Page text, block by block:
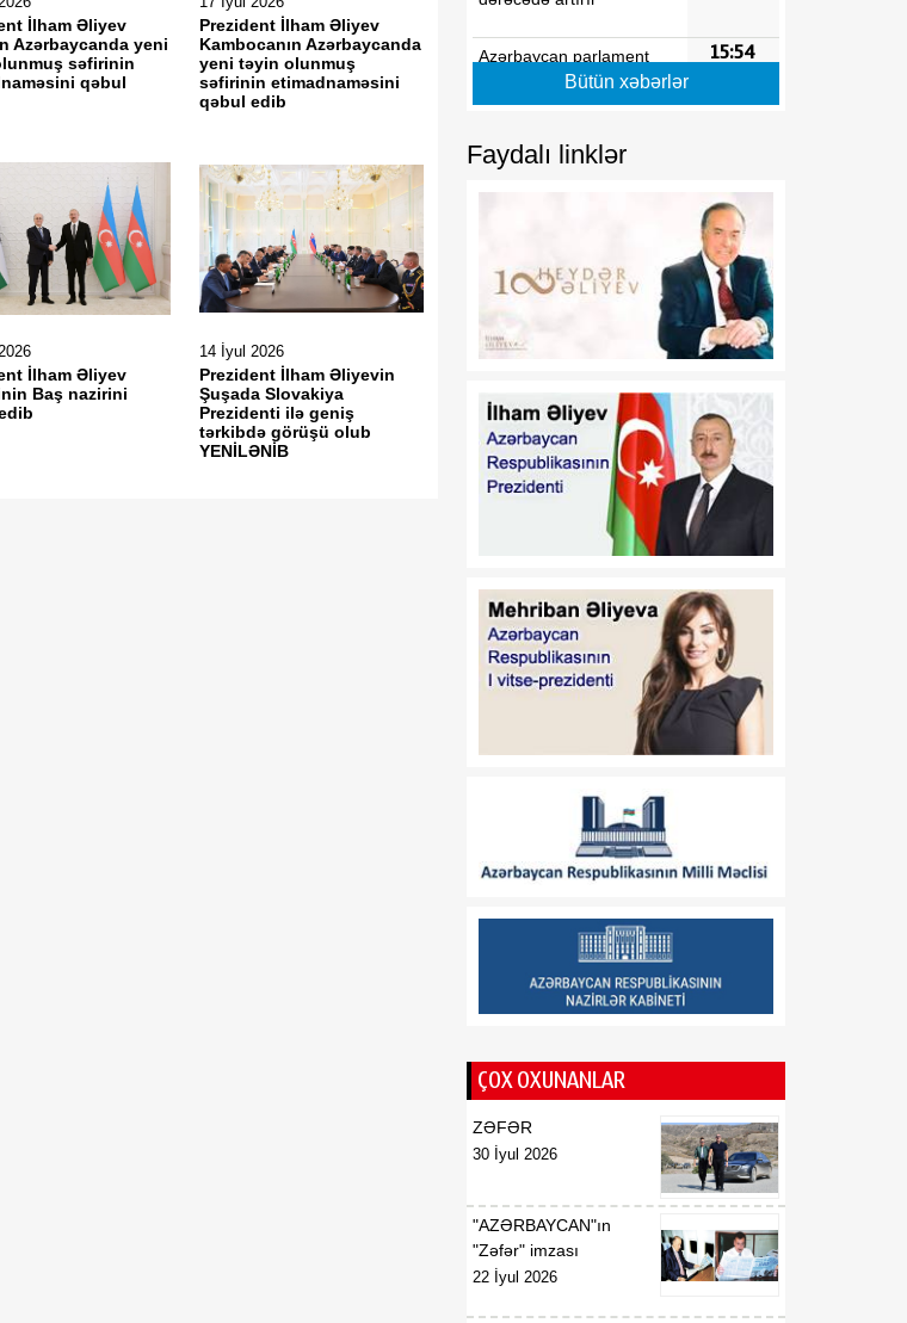
İlham Əliyev
Azərbaycanda yeni
səfirinin
qəbul
Prezident İlham Əliyev
Kambocanın Azərbaycanda
yeni təyin olunmuş
səfirinin etimadnaməsini
qəbul edib
İlham Əliyev
Baş nazirini
14 İyul 2026
Prezident İlham Əliyevin
Şuşada Slovakiya
Prezidenti ilə geniş
tərkibdə görüşü olub
YENİLƏNİB
Azərbaycan parlament
diplomatiyası beynəlxalq
əməkdaşlığın
15:54
Regionun siyasi tarixində
07 Avqust
Tarixi zəfərdən mütləq
sülhə
15:24
07 Avqust
Vaşinqtondan başlayan
15:05
Cənubi Qafqazda
uzunmüddətli sülh və
iqtisadi inteqrasiyanın
14:48
07 Avqust
adamı qətlə yetirəndən
sonra intihar edib
07 Avqust
Bakıda keçiriləcək
Azərbaycan Beynəlxalq
İnvestisiya Forumu ilə
bağlı Təşkilat Komitəsi
13:26
07 Avqust
Deputat: ABŞ-də
paraflanan sülh sənədi
Cənubi Qafqazda yeni
əsasını qoyub
“Ayaks”ın sabiq baş
məşqçisi Qazaxıstan
13:23
07 Avqust
ABŞ-də çip istehsalında
istifadə olunan əsas
xammala gömrük rüsumu
07 Avqust
Bütün xəbərlər
Faydalı linklər
ÇOX OXUNANLAR
ZƏFƏR
30 İyul 2026
"AZƏRBAYCAN"ın
"Zəfər" imzası
22 İyul 2026